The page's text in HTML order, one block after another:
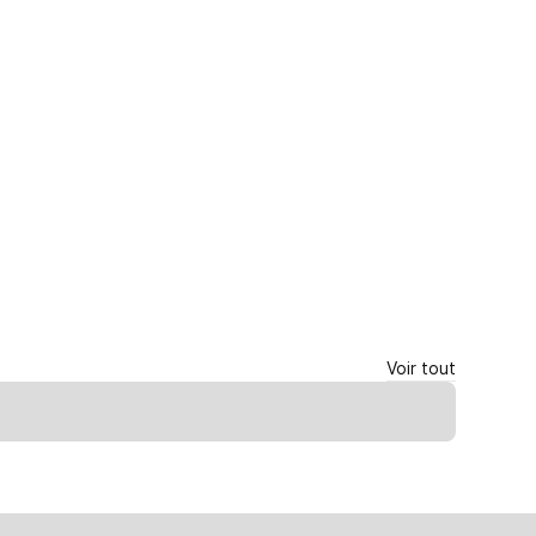
Voir tout